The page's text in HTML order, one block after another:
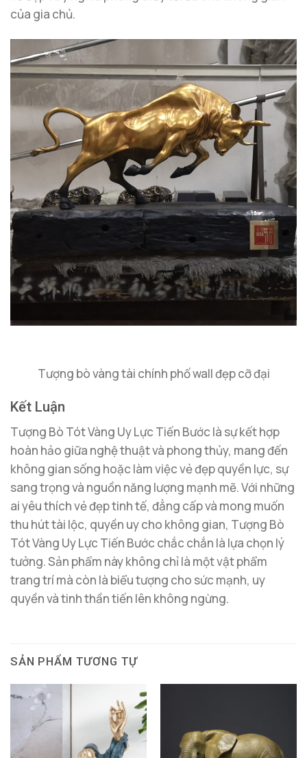
của gia chủ.
Tượng bò vàng tài chính phố wall đẹp cỡ đại
Kết Luận
Tượng Bò Tót Vàng Uy Lực Tiến Bước là sự kết hợp
hoàn hảo giữa nghệ thuật và phong thủy, mang đến
không gian sống hoặc làm việc vẻ đẹp quyền lực, sự
sang trọng và nguồn năng lượng mạnh mẽ. Với những
ai yêu thích vẻ đẹp tinh tế, đẳng cấp và mong muốn
thu hút tài lộc, quyền uy cho không gian, Tượng Bò
Tót Vàng Uy Lực Tiến Bước chắc chắn là lựa chọn lý
tưởng. Sản phẩm này không chỉ là một vật phẩm
trang trí mà còn là biểu tượng cho sức mạnh, uy
quyền và tinh thần tiến lên không ngừng.
SẢN PHẨM TƯƠNG TỰ